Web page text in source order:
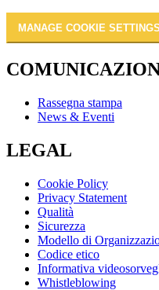
MANAGE COOKIE SETTINGS
Rassegna stampa
News & Eventi
LEGAL
Cookie Policy
Privacy Statement
Qualità
Sicurezza
Modello di
Codice etico
Informativa
Whistleblowing